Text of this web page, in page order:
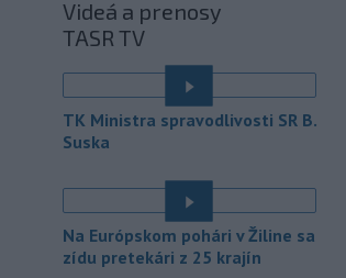
objavila ďalší podzemný tunel,
ktorý mal
slúžiť na nelegálne
prevádzanie migrantov z Bieloruska
na územie tohto členského štátu
Európskej únie.
20:08 - Ruská dezinformačná
kandidáta, bývalého
centristického premiéra Attala. Ako
informovala agentúra AFP, odhalil ju
vládny úrad Viginum a s „vysokou
Videá a prenosy
TASR TV
TK Ministra spravodlivosti SR B.
Suska
Na Európskom pohári v Žiline sa
zídu pretekári z 25 krajín